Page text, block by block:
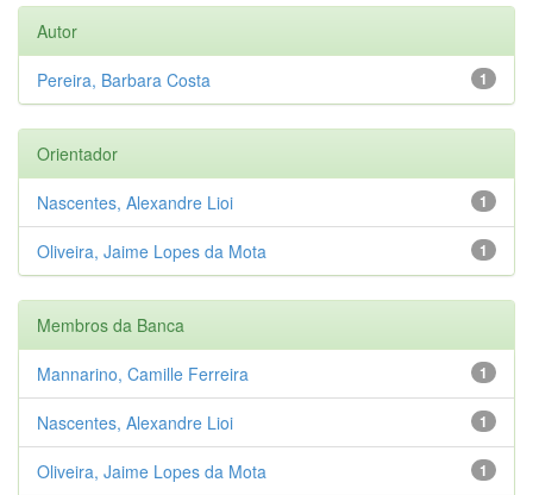
Autor
1
Pereira, Barbara Costa
Orientador
1
Nascentes, Alexandre Lioi
1
Oliveira, Jaime Lopes da Mota
Membros da Banca
1
Mannarino, Camille Ferreira
1
Nascentes, Alexandre Lioi
1
Oliveira, Jaime Lopes da Mota